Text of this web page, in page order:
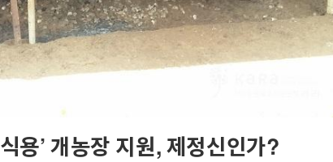
식용’개농장 지원,제정신인가?